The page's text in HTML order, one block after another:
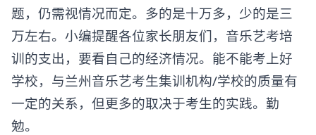
题，仍需视情况而定。多的是十万多，少的是三
万左右。小编提醒各位家长朋友们，音乐艺考培
训的支出，要看自己的经济情况。能不能考上好
学校，与兰州音乐艺考生集训机构/学校的质量有
一定的关系，但更多的取决于考生的实践。勤
勉。